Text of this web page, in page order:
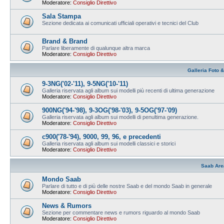
Moderatore: Consiglio Direttivo
Sala Stampa
Sezione dedicata ai comunicati ufficiali operativi e tecnici del Club
Brand & Brand
Parlare liberamente di qualunque altra marca
Moderatore: Consiglio Direttivo
Galleria Foto
9-3NG('02-'11), 9-5NG('10-'11)
Galleria riservata agli album sui modelli più recenti di ultima generazione
Moderatore: Consiglio Direttivo
900NG('94-'98), 9-3OG('98-'03), 9-5OG('97-'09)
Galleria riservata agli album sui modelli di penultima generazione.
Moderatore: Consiglio Direttivo
c900('78-'94), 9000, 99, 96, e precedenti
Galleria riservata agli album sui modelli classici e storici
Moderatore: Consiglio Direttivo
Saab
Mondo Saab
Parlare di tutto e di più delle nostre Saab e del mondo Saab in generale
Moderatore: Consiglio Direttivo
News & Rumors
Sezione per commentare news e rumors riguardo al mondo Saab
Moderatore: Consiglio Direttivo